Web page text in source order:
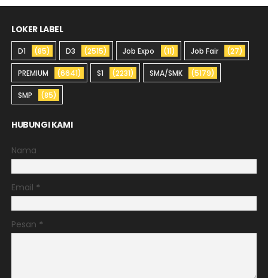
LOKER LABEL
D1 (85) D3 (2515) Job Expo (11) Job Fair (27)
PREMIUM (6641) S1 (2231) SMA/SMK (5179)
SMP (85)
HUBUNGI KAMI
Nama
Email *
Pesan *